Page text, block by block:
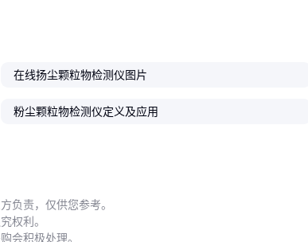
动监测的环保执法等场景。
物检测仪本质是构建完整的监测解决方案。先根据粉
在线扬尘颗粒物检测仪图片
粉尘颗粒物检测仪定义及应用
负责，仅供您参考。
权利。
会积极处理。